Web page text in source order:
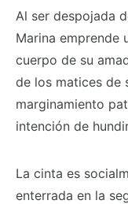
Al ser despojada
Marina emprende
cuerpo de su
de los matices de
marginamiento
intención de
La cinta es
enterrada en la